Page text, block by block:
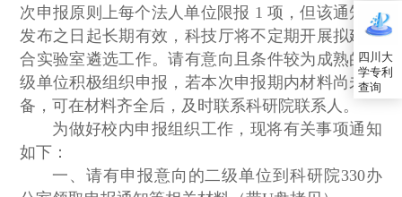
次申报原则上每个法人单位限报 1 项，但该通知自
发布之日起长期有效，科技厅将不定期开展拟建联
合实验室遴选工作。请有意向且条件较为成熟的二
级单位积极组织申报，若本次申报期内材料尚未完
备，可在材料齐全后，及时联系科研院联系人。
为做好校内申报组织工作，现将有关事项通知
如下：
一、请有申报意向的二级单位到科研院330办
四川大
学专利
查询